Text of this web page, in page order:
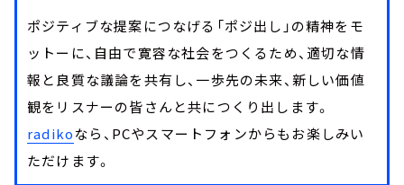
ポジティブな提案につなげる「ポジ出し」の精神をモ
ットーに、自由で寛容な社会をつくるため、適切な情
報と良質な議論を共有し、一歩先の未来、新しい価値
観をリスナーの皆さんと共につくり出します。
radikoなら、PCやスマートフォンからもお楽しみい
ただけます。